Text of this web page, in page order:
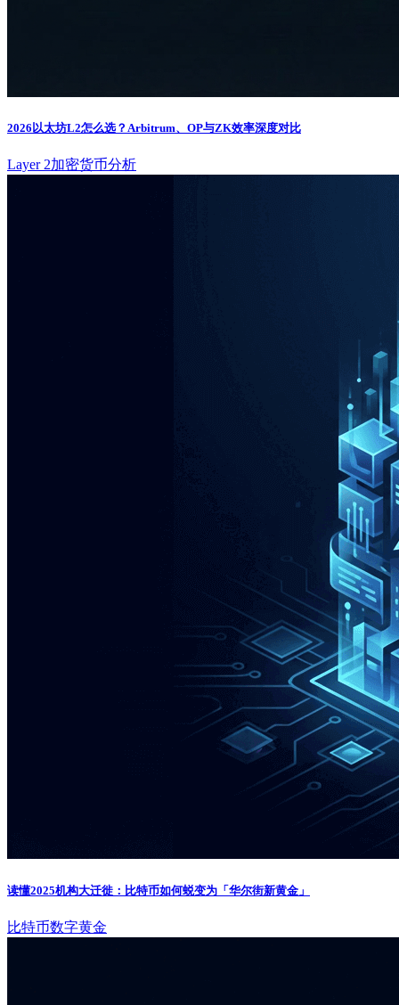
2026以太坊L2怎么选？Arbitrum、OP与ZK效率深度对比
Layer 2加密货币分析
读懂2025机构大迁徙：比特币如何蜕变为「华尔街新黄金」
比特币数字黄金